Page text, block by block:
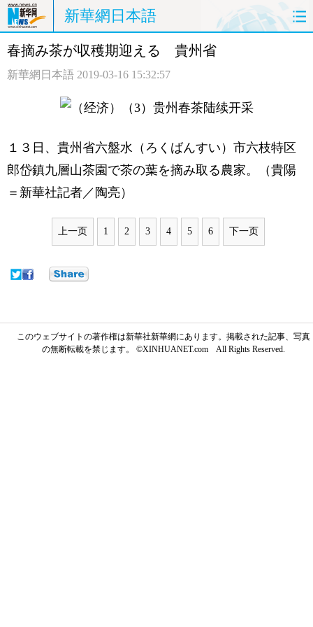
新華網日本語
ホームページ 政治
春摘み茶が収穫期迎える 貴州省
新華網日本語 2019-03-16 15:32:57
１３日、貴州省六盤水（ろくばんすい）市六枝特区
郎岱鎮九層山茶園で茶の葉を摘み取る農家。（貴陽
＝新華社記者／陶亮）
上一页 1 2 3 4 5 6 下一页
このウェブサイトの著作権は新華社新華網にあります。掲載された記事、写真
の無断転載を禁じます。 ©XINHUANET.com All Rights Reserved.